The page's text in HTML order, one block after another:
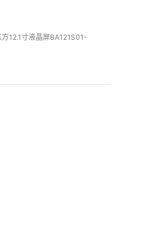
12.1寸液晶屏BA121S01-